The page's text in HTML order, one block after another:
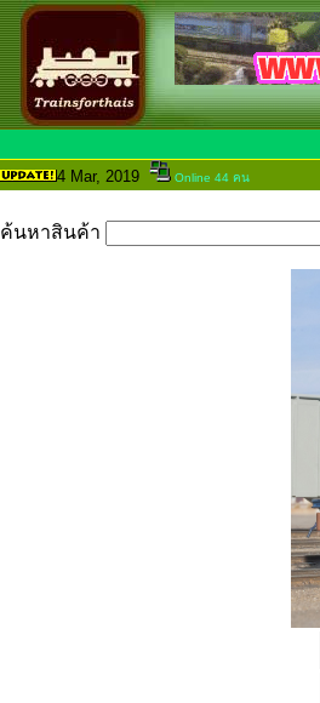
4 Mar, 2019 Online 44 คน
ค้นหาสินค้า